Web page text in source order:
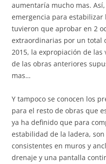
aumentaría mucho mas.
emergencia para estabilizar
tuvieron que aprobar en 2
extraordinarias por un total
2015, la expropiación de
de las obras anteriores
mas…
Y tampoco se conocen los
para el resto de obras que
ya ha definido que para
estabilidad de la ladera,
consistentes en muros y
drenaje y una pantalla